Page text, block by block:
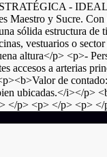
-
y Sucre.
sólida estructura de
vestuarios o
altura</p> <p>-
a arterias
de
i></p>
</p> <p> </p> <p>